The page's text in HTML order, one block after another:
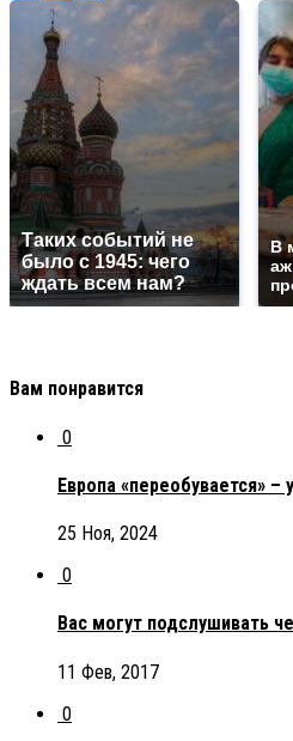
Таких событий не
было с 1945: чего
ждать всем нам?
В
Вам понравится
0
Европа «переобувается»
25 Ноя, 2024
0
Вас могут подслушивать
11 Фев, 2017
0